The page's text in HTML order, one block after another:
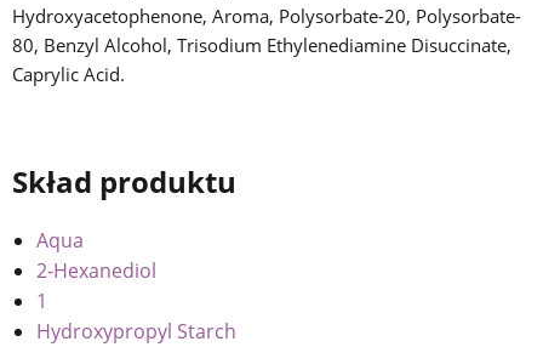
Hydroxyacetophenone, Aroma, Polysorbate-20, Polysorbate-
80, Benzyl Alcohol, Trisodium Ethylenediamine Disuccinate,
Caprylic Acid.
Skład produktu
Aqua
2-Hexanediol
1
Hydroxypropyl Starch